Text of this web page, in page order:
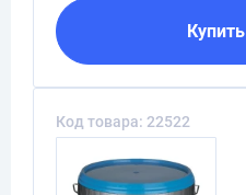
Купить
Код товара: 22522